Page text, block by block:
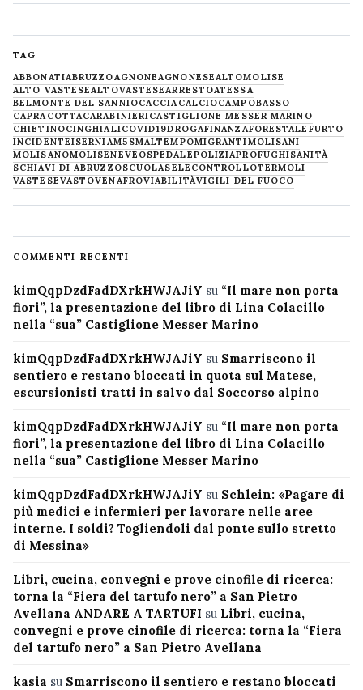
TAG
ABBONATIABRUZZOAGNONEAGNONESEALTOMOLISE
ALTO VASTESEALTOVASTESEARRESTOATESSA
BELMONTE DEL SANNIOCACCIACALCIOCAMPOBASSO
CAPRACOTTACARABINIERICASTIGLIONE MESSER MARINO
CHIETINOCINGHIALICOVID19DROGAFINANZAFORESTALE FURTO
INCIDENTEISERNIAM5SMALTEMPOMIGRANTIMOLISANI
MOLISANOMOLISENEVE OSPEDALEPOLIZIAPROFUGHISANITÀ
SCHIAVI DI ABRUZZOSCUOLASELECONTROLLOTERMOLI
VASTESEVASTOVENAFROVIABILITÀVIGILI DEL FUOCO
COMMENTI RECENTI
kimQqpDzdFadDXrkHWJAJiY su “Il mare non porta
fiori”, la presentazione del libro di Lina Colacillo
nella “sua” Castiglione Messer Marino
kimQqpDzdFadDXrkHWJAJiY su Smarriscono il
sentiero e restano bloccati in quota sul Matese,
escursionisti tratti in salvo dal Soccorso alpino
kimQqpDzdFadDXrkHWJAJiY su “Il mare non porta
fiori”, la presentazione del libro di Lina Colacillo
nella “sua” Castiglione Messer Marino
kimQqpDzdFadDXrkHWJAJiY su Schlein: «Pagare di
più medici e infermieri per lavorare nelle aree
interne. I soldi? Togliendoli dal ponte sullo stretto
di Messina»
Libri, cucina, convegni e prove cinofile di ricerca:
torna la “Fiera del tartufo nero” a San Pietro
Avellana ANDARE A TARTUFI su Libri, cucina,
convegni e prove cinofile di ricerca: torna la “Fiera
del tartufo nero” a San Pietro Avellana
kasia su Smarriscono il sentiero e restano bloccati